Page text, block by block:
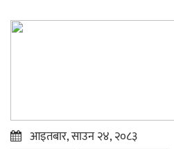
आइतबार, साउन २४, २०८३